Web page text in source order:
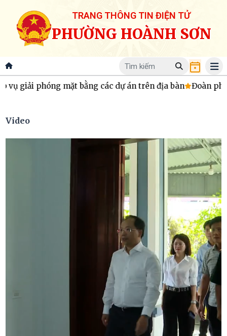
TRANG THÔNG TIN ĐIỆN TỬ
PHƯỜNG HOÀNH SƠN
mặt bằng các dự án trên địa bàn Đoàn phường
Video